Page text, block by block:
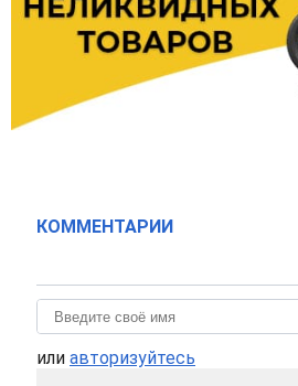
КОММЕНТАРИИ
или авторизуйтесь